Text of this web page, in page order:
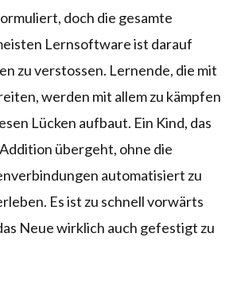
doch die gesamte
Lernsoftware ist darauf
zu verstossen. Lernende, die mit
werden mit allem zu kämpfen
Lücken aufbaut. Ein Kind, das
übergeht, ohne die
automatisiert zu
Es ist zu schnell vorwärts
Neue wirklich auch gefestigt zu